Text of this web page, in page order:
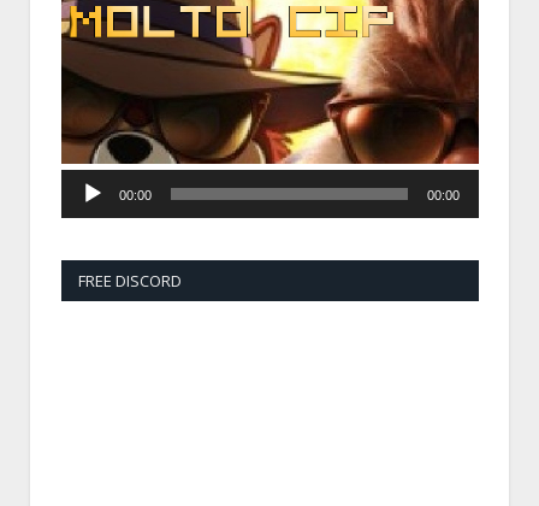
00:00 00:00
FREE DISCORD